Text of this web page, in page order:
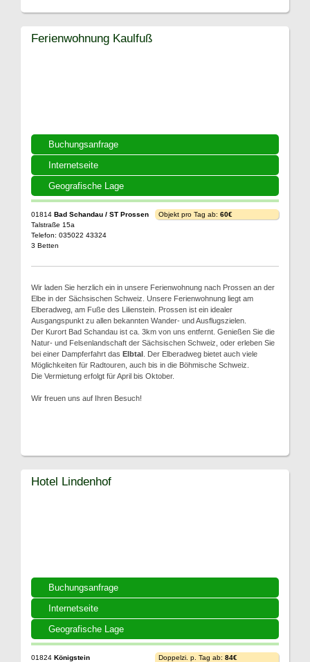
Buchungsanfrage
Internetseite
Geografische Lage
Ferienwohnung Kaulfuß
01814 Bad Schandau / ST Prossen
Talstraße 15a
Telefon: 035022 43324
3 Betten
Objekt pro Tag ab: 60€
Wir laden Sie herzlich ein in unsere Ferienwohnung nach Prossen an der
Elbe in der Sächsischen Schweiz. Unsere Ferienwohnung liegt am
Elberadweg, am Fuße des Lilienstein. Prossen ist ein idealer
Ausgangspunkt zu allen bekannten Wander- und Ausflugszielen.
Der Kurort Bad Schandau ist ca. 3km von uns entfernt. Genießen Sie die
Natur- und Felsenlandschaft der Sächsischen Schweiz, oder erleben Sie
bei einer Dampferfahrt das Elbtal . Der Elberadweg bietet auch viele
Möglichkeiten für Radtouren, auch bis in die Böhmische Schweiz.
Die Vermietung erfolgt für April bis Oktober.
Wir freuen uns auf Ihren Besuch!
Buchungsanfrage
Internetseite
Geografische Lage
Hotel Lindenhof
01824 Königstein
Doppelzi. p. Tag ab: 84€